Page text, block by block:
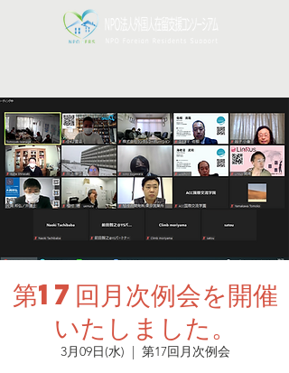
第17回月次例会を開催
いたしました。
3月09日(水)
  |
第17回月次例会